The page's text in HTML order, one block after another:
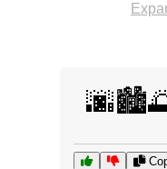
conversaciones
de